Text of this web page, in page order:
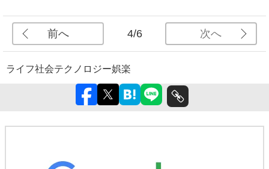
前へ 4/6 次へ
ライフ社会テクノロジー娯楽